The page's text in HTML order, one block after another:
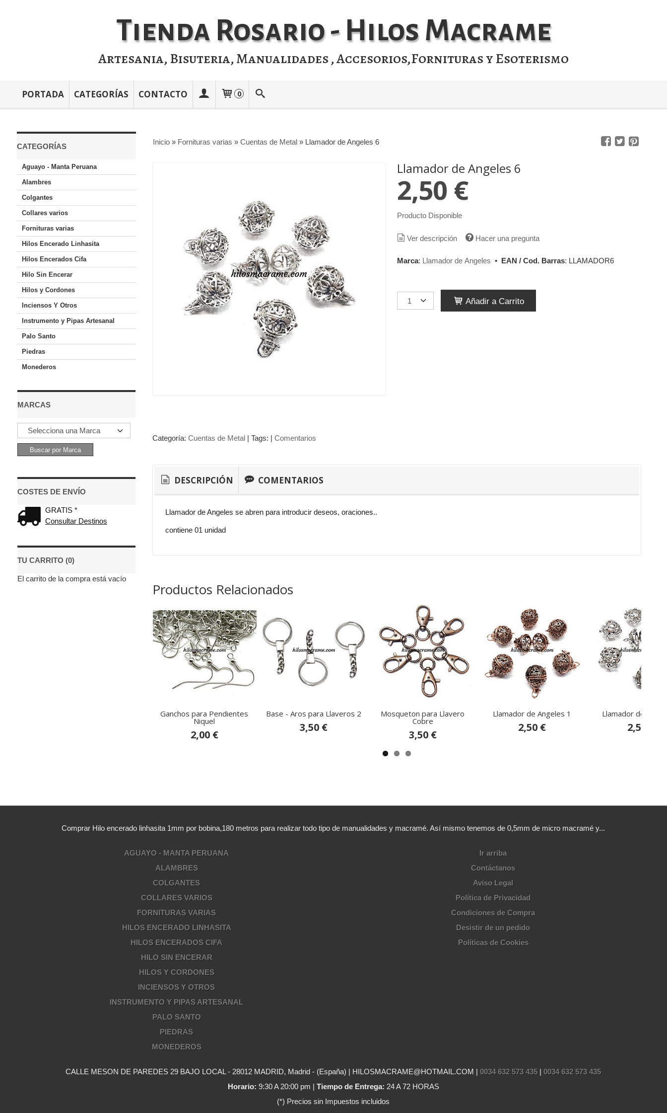
Tienda Rosario - Hilos Macrame
Artesania, Bisuteria, Manualidades , Accesorios,Fornituras y Esoterismo
PORTADA CATEGORÍAS CONTACTO 0
CATEGORÍAS
Aguayo - Manta Peruana
Alambres
Colgantes
Collares varios
Fornituras varias
Hilos Encerado Linhasita
Hilos Encerados Cifa
Hilo Sin Encerar
Hilos y Cordones
Inciensos Y Otros
Instrumento y Pipas Artesanal
Palo Santo
Piedras
Monederos
MARCAS
COSTES DE ENVÍO
GRATIS *
Consultar Destinos
TU CARRITO (0)
El carrito de la compra está vacío
Inicio» Fornituras varias » Cuentas de Metal» Llamador de Angeles 6
Llamador de Angeles 6
2,50 €
Producto Disponible
Ver descripción Hacer una pregunta
Marca: Llamador de Angeles • EAN / Cod. Barras: LLAMADOR6
Añadir a Carrito
Categoría: Cuentas de Metal| Tags: | Comentarios
DESCRIPCIÓN COMENTARIOS
Llamador de Angeles se abren para introducir deseos, oraciones..
contiene 01 unidad
Productos Relacionados
Ganchos para Pendientes
Niquel
2,00 €
Base - Aros para Llaveros 2
3,50 €
Mosqueton para Llavero
Cobre
3,50 €
Llamador de Angeles 1
2,50 €
Llamador de
2,50 €
Comprar Hilo encerado linhasita 1mm por bobina,180 metros para realizar todo tipo de manualidades y macramé. Así mismo tenemos de 0,5mm de micro macramé y...
AGUAYO - MANTA PERUANA
ALAMBRES
COLGANTES
COLLARES VARIOS
FORNITURAS VARIAS
HILOS ENCERADO LINHASITA
HILOS ENCERADOS CIFA
HILO SIN ENCERAR
HILOS Y CORDONES
INCIENSOS Y OTROS
INSTRUMENTO Y PIPAS ARTESANAL
PALO SANTO
PIEDRAS
MONEDEROS
Ir arriba
Contáctanos
Aviso Legal
Política de Privacidad
Condiciones de Compra
Desistir de un pedido
Políticas de Cookies
CALLE MESON DE PAREDES 29 BAJO LOCAL - 28012 MADRID, Madrid - (España) | HILOSMACRAME@HOTMAIL.COM |0034 632 573 435 |0034 632 573 435
Horario: 9:30 A 20:00 pm | Tiempo de Entrega: 24 A 72 HORAS
(*) Precios sin Impuestos incluidos